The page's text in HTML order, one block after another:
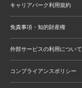
キャリアパーク利用規約
免責事項・知的財産権
外部サービスの利用について
コンプライアンスポリシー